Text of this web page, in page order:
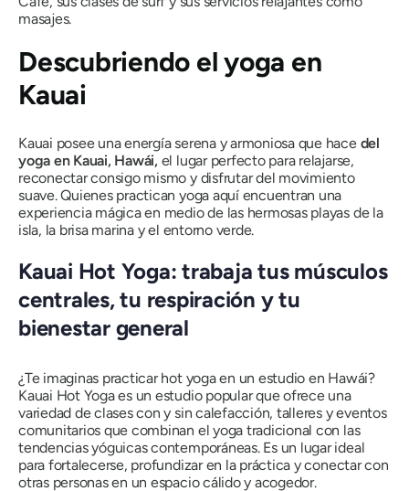
masajes.
Descubriendo el yoga en
Kauai
Kauai posee una energía serena y armoniosa que hace del
yoga en Kauai, Hawái,el lugar perfecto para relajarse,
reconectar consigo mismo y disfrutar del movimiento
suave. Quienes practican yoga aquí encuentran una
experiencia mágica en medio de las hermosas playas de la
isla, la brisa marina y el entorno verde.
Kauai Hot Yoga: trabaja tus músculos
centrales, tu respiración y tu
bienestar general
¿Te imaginas practicar hot yoga en un estudio en Hawái?
Kauai Hot Yoga es un estudio popular que ofrece una
variedad de clases con y sin calefacción, talleres y eventos
comunitarios que combinan el yoga tradicional con las
tendencias yóguicas contemporáneas. Es un lugar ideal
para fortalecerse, profundizar en la práctica y conectar con
otras personas en un espacio cálido y acogedor.